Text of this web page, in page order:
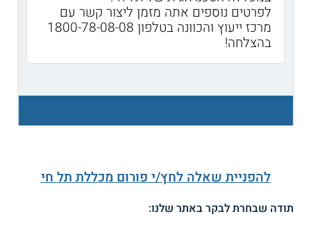
לפרטים נוספים אתה מזמן ליצור קשר עם
מרכז ייעוץ והכוונה בטלפון 1800-78-08-08
בהצלחה!
להפניית שאלה לחץ/י פורום מכללת תל חי
תודה שבחרת לבקר באתר שלנו: